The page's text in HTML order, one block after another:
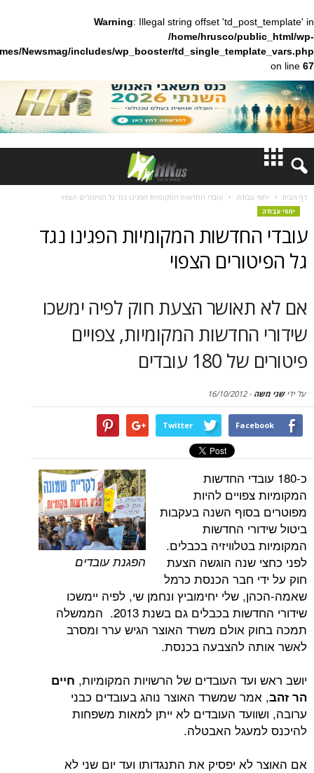
Warning: Illegal string offset
/home/hrusco/
content/themes/Newsmag/includes/wp_booster/
חדשות
עבודה עובדי החדשות המקומיות הפגינו נגד גל הפיטורים הצפוי
המקומיות הפגינו נגד
הצפוי
הצעת חוק לפיה ימשכו
המקומיות, צפויים
עובדים
-
16/10/2012
Twitter
הפגנת עובדים
החדשות
להיות
השנה בעקבות
החדשות
בכבלים.
שנה הוגשה הצעת
חבר הכנסת כרמל
שלי יחימוביץ ונחמן שי, לפיה יימשכו
שידורי החדשות בכבלים גם בשנת 2013. הממשלה
אולם משרד האוצר הגיש ערר ומסרב
להצבעה בכנסת.
העובדים של הרשויות המקומיות, חיים
שמשרד האוצר נוהג בעובדים כבני
העובדים לא ייתן למאות משפחות
האבטלה.
יפסיק את התנגדותו ועד יום שני לא